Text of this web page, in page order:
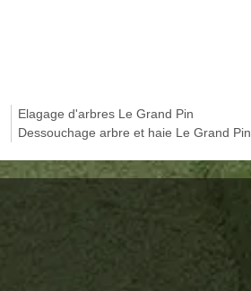
Elagage d'arbres Le Grand Pin
Dessouchage arbre et haie Le Grand Pin